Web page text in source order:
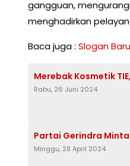
gangguan,
menghadirkan
Baca juga : Slogan
Merebak Kosmetik
Rabu, 26 Juni 2024
Partai Gerindra
Minggu, 28 April 2024